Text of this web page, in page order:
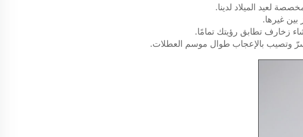
لعيد الميلاد لدينا.
زخارف تطابق رؤيتك تمامًا.
وتصيب بالإعجاب طوال موسم العطلات.